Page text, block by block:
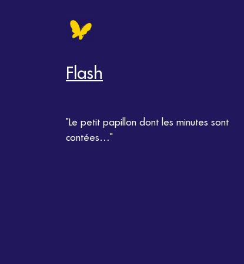
Flash
"Le petit papillon dont les minutes sont
contées…"